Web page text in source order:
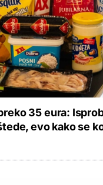
35 eura:
evo kako se